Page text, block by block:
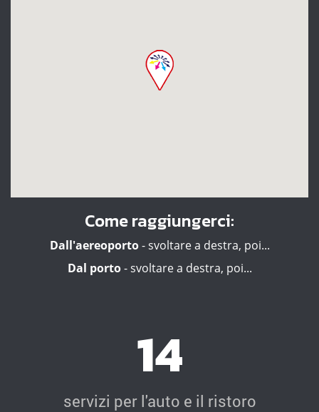
Come raggiungerci:
Dall'aereoporto- svoltare a destra, poi...
Dal porto- svoltare a destra, poi...
14
servizi per l'auto e il ristoro